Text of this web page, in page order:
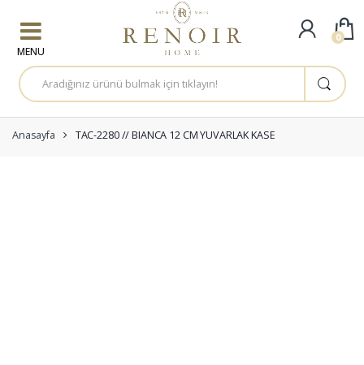
A
r
a
a
:
Anasayfa TAC-2280 // BIANCA 12 CM YUVARLAK KASE
0